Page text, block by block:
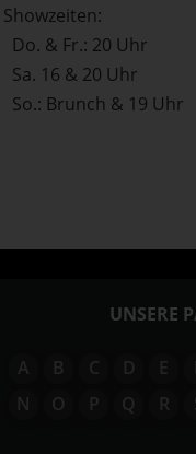
Showzeiten:
Do. & Fr.: 20 Uhr
Sa. 16 & 20 Uhr
So.: Brunch & 19 Uhr
UNSERE
A B C D E
N
O P Q R